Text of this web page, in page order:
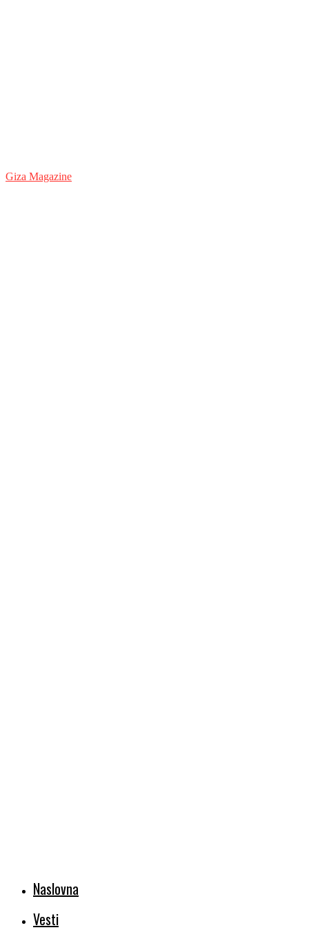
Giza Magazine
Naslovna
Vesti